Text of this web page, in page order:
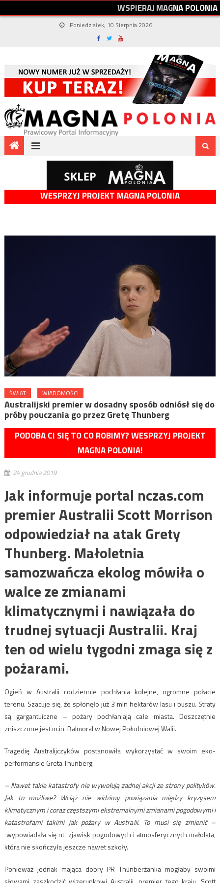
WSPIERAJMAGNAPOLONIA
Poniedziałek, 10 Sierpnia 2026
WESPRZYJ PROJEKT MAGNA POLONIA
ŚWIAT WIADOMOŚCI
Australijski premier w dosadny sposób odniósł się do
próby pouczania go przez Gretę Thunberg
PODOBA CI SIĘ TO CO ROBIMY? WESPRZYJ PROJEKT
MAGNA POLONIA!
24 grudnia 2019
Jak informuje portal nczas.com
premier Australii Scott Morrison
odpowiedział na atak Grety
Thunberg. Małoletnia
samozwańcza ekolog mówiła o
walce ze zmianami
klimatycznymi i nawiązała do
trudnej sytuacji Australii. Kraj
ten od wielu tygodni zmaga się z
pożarami.
Ogień w Australii codziennie pochłania kolejne, ogromne połacie
terenu. Szacuje się, że spłonęło już 3 mln hektarów lasu i buszu. Straty
są gargantuiczne – pożary pochłaniają całe miasta. Doszczętnie
zniszczone jest m.in. Balmoral w Nowej Południowej Walii.
Tragedię Australijczyków postanowiła wykorzystać w swoim eko-
performansie Greta Thunberg.
– Nawet takie katastrofy nie wywołują żadnej akcji ze strony polityków.
Jak to możliwe? Wciąż nie widzimy powiązania między kryzysem
klimatycznym i coraz częstszymi ekstremalnymi zmianami pogodowymi i
katastrofami takimi jak pożary w Australii. To musi się zmienić –
wypowiadała się nt. zjawisk pogodowych i atmosferycznych małolata,
która nie skończyła jeszcze nawet szkoły.
Ponieważ jednak mająca dobry PR Thunberżanka mogłaby swoimi